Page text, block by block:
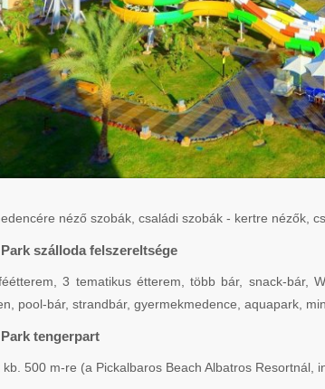
néző szobák, családi szobák - kertre nézők,
szálloda felszereltsége
3 tematikus étterem, több bár, snack-bár,
pool-bár, strandbár, gyermekmedence, aquapark,
tengerpart
500 m-re (a Pickalbaros Beach Albatros